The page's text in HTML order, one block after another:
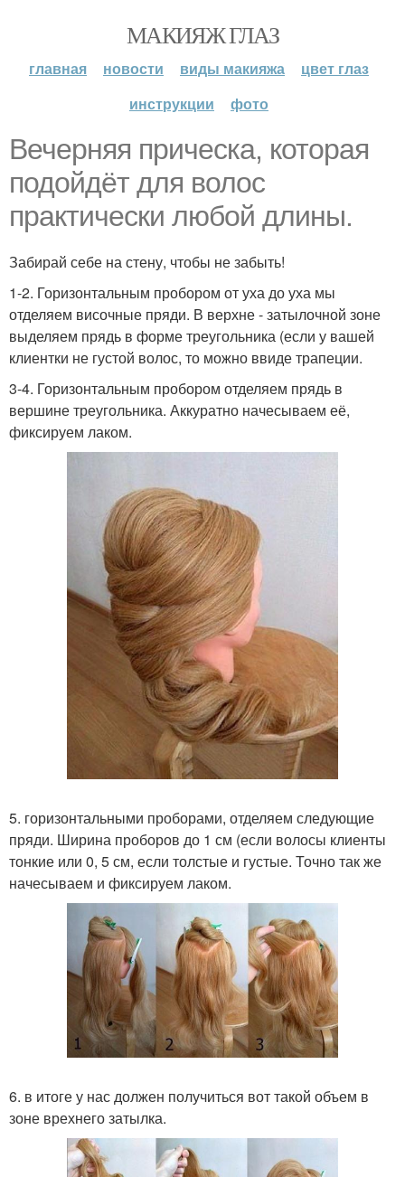
МАКИЯЖ ГЛАЗ
главная новости виды макияжа
цвет глаз
инструкции
фото
Вечерняя прическа, которая
подойдёт для волос
практически любой длины.
Забирай себе на стену, чтобы не забыть!
1-2. Горизонтальным пробором от уха до уха мы
отделяем височные пряди. В верхне - затылочной зоне
выделяем прядь в форме треугольника (если у вашей
клиентки не густой волос, то можно ввиде трапеции.
3-4. Горизонтальным пробором отделяем прядь в
вершине треугольника. Аккуратно начесываем её,
фиксируем лаком.
5. горизонтальными проборами, отделяем следующие
пряди. Ширина проборов до 1 см (если волосы клиенты
тонкие или 0, 5 см, если толстые и густые. Точно так же
начесываем и фиксируем лаком.
6. в итоге у нас должен получиться вот такой объем в
зоне врехнего затылка.